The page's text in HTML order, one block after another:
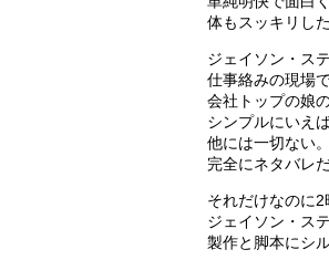
体もスッキリした
ジェイソン・ス
仕事絡みの現場
会社トップの娘
シンプルにいえ
他には一切ない。
完全にネタバレ
それだけなのに2
ジェイソン・ス
製作と脚本にシ